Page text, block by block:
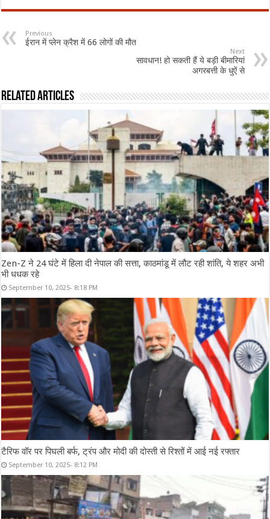
Previous
ईरान में प्लेन क्रैश में 66 लोगों की मौत
Next
सावधान! हो सकती हैं ये बड़ी बीमारियां
अगरबत्ती के धुऐं से
Related Articles
Zen-Z ने 24 घंटे में हिला दी नेपाल की सत्ता, काठमांडू में लौट रही शांति, ये शहर अभी
भी धधक रहे
September 10, 2025- 8:18 PM
टैरिफ वॉर पर पिघली बर्फ, ट्रंप और मोदी की दोस्ती से रिश्तों में आई नई रफ्तार
September 10, 2025- 8:12 PM